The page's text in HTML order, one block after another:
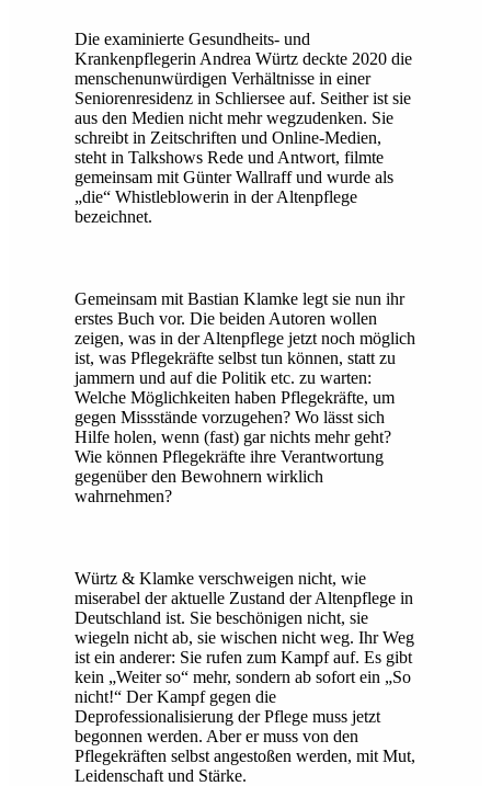
Die examinierte Gesundheits- und
Krankenpflegerin Andrea Würtz deckte 2020 die
menschenunwürdigen Verhältnisse in einer
Seniorenresidenz in Schliersee auf. Seither ist sie
aus den Medien nicht mehr wegzudenken. Sie
schreibt in Zeitschriften und Online-Medien,
steht in Talkshows Rede und Antwort, filmte
gemeinsam mit Günter Wallraff und wurde als
„die“ Whistleblowerin in der Altenpflege
bezeichnet.
Gemeinsam mit Bastian Klamke legt sie nun ihr
erstes Buch vor. Die beiden Autoren wollen
zeigen, was in der Altenpflege jetzt noch möglich
ist, was Pflegekräfte selbst tun können, statt zu
jammern und auf die Politik etc. zu warten:
Welche Möglichkeiten haben Pflegekräfte, um
gegen Missstände vorzugehen? Wo lässt sich
Hilfe holen, wenn (fast) gar nichts mehr geht?
Wie können Pflegekräfte ihre Verantwortung
gegenüber den Bewohnern wirklich
wahrnehmen?
Würtz & Klamke verschweigen nicht, wie
miserabel der aktuelle Zustand der Altenpflege in
Deutschland ist. Sie beschönigen nicht, sie
wiegeln nicht ab, sie wischen nicht weg. Ihr Weg
ist ein anderer: Sie rufen zum Kampf auf. Es gibt
kein „Weiter so“ mehr, sondern ab sofort ein „So
nicht!“ Der Kampf gegen die
Deprofessionalisierung der Pflege muss jetzt
begonnen werden. Aber er muss von den
Pflegekräften selbst angestoßen werden, mit Mut,
Leidenschaft und Stärke.